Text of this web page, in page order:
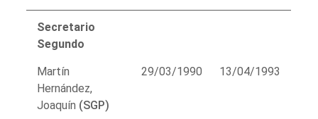
Secretario
Segundo
Martín
Hernández,
Joaquín (SGP)
29/03/1990 13/04/1993